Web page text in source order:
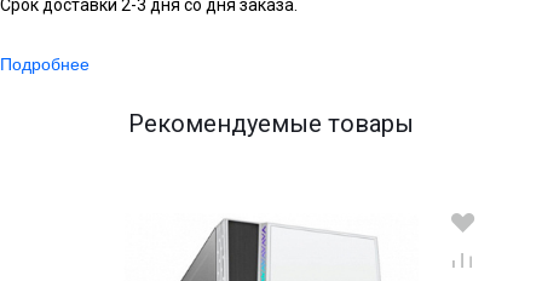
Срок доставки 2-3 дня со дня заказа.
Подробнее
Рекомендуемые товары